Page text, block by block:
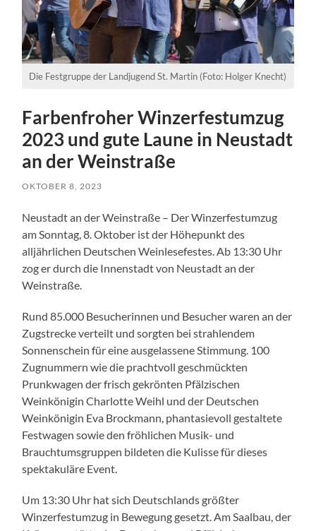
Die Festgruppe der Landjugend St. Martin (Foto: Holger Knecht)
Farbenfroher Winzerfestumzug
2023 und gute Laune in Neustadt
an der Weinstraße
OKTOBER 8, 2023
Neustadt an der Weinstraße – Der Winzerfestumzug
am Sonntag, 8. Oktober ist der Höhepunkt des
alljährlichen Deutschen Weinlesefestes. Ab 13:30 Uhr
zog er durch die Innenstadt von Neustadt an der
Weinstraße.
Rund 85.000 Besucherinnen und Besucher waren an der
Zugstrecke verteilt und sorgten bei strahlendem
Sonnenschein für eine ausgelassene Stimmung. 100
Zugnummern wie die prachtvoll geschmückten
Prunkwagen der frisch gekrönten Pfälzischen
Weinkönigin Charlotte Weihl und der Deutschen
Weinkönigin Eva Brockmann, phantasievoll gestaltete
Festwagen sowie den fröhlichen Musik- und
Brauchtumsgruppen bildeten die Kulisse für dieses
spektakuläre Event.
Um 13:30 Uhr hat sich Deutschlands größter
Winzerfestumzug in Bewegung gesetzt. Am Saalbau, der